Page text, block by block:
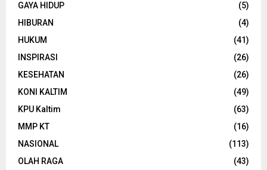
GAYA HIDUP
(5)
HIBURAN
(4)
HUKUM
(41)
INSPIRASI
(26)
KESEHATAN
(26)
KONI KALTIM
(49)
KPU Kaltim
(63)
MMP KT
(16)
NASIONAL
(113)
OLAH RAGA
(43)